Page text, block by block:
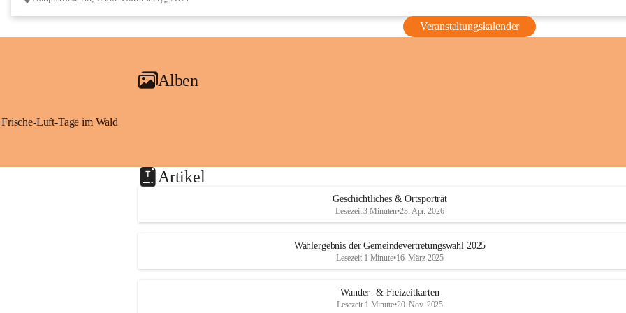
Veranstaltungskalender
Alben
Frische-Luft-Tage im Wald
Artikel
Geschichtliches & Ortsporträt
Lesezeit 3 Minuten•23. Apr. 2026
Wahlergebnis der Gemeindevertretungswahl 2025
Lesezeit 1 Minute•16. März 2025
Wander- & Freizeitkarten
Lesezeit 1 Minute•20. Nov. 2025